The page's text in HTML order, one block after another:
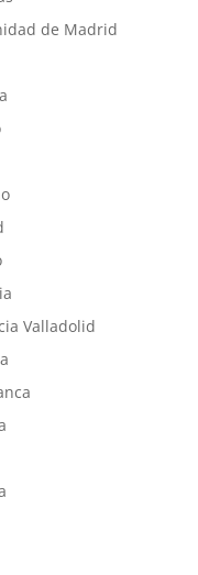
de Madrid
Valladolid